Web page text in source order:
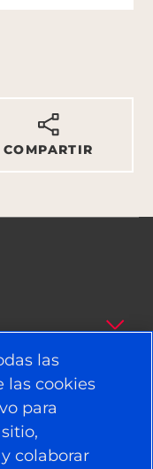
COMPARTIR
las
las cookies
para
colaborar